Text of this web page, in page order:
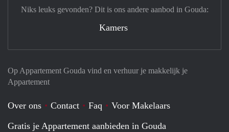
Op Appartement Gouda vind en verhuur je makkelijk je
Appartement
Over ons Contact Faq
Voor Makelaars
Gratis je Appartement aanbieden in Gouda
Niks leuks gevonden? Dit is ons andere aanbod in Gouda:
Kamers